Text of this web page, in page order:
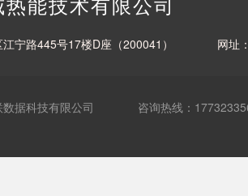
宁路445号17楼D座（200041） 网址
据科技有限公司 咨询热线：